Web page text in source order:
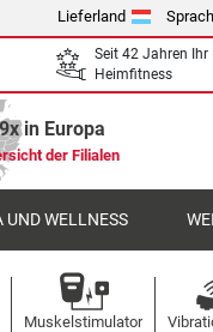
Lieferland
Seit 42 Jahren Ihr
Heimfitness
in Europa
der Filialen
UND WELLNESS
Muskelstimulator